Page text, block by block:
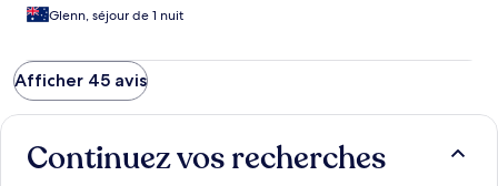
Glenn, séjour de 1 nuit
Afficher 45 avis
Continuez vos recherches